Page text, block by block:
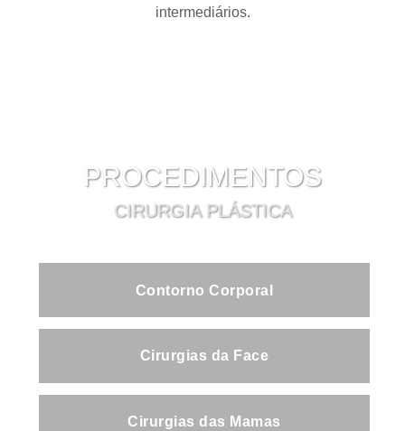
intermediários.
PROCEDIMENTOS
CIRURGIA PLÁSTICA
Contorno Corporal
Cirurgias da Face
Cirurgias das Mamas